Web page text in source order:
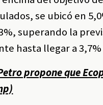
se ubicó en
superando la
hasta llegar a
propone que